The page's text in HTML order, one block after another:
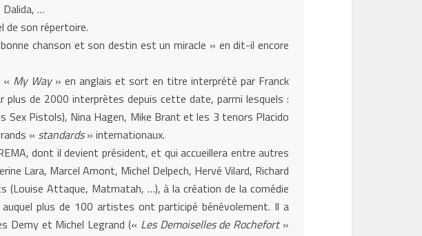
Dalida, …
de son répertoire.
chanson et son destin est un miracle » en dit-il encore
« My Way» en anglais et sort en titre interprété par Franck
plus de 2000 interprètes depuis cette date, parmi lesquels :
Sex Pistols), Nina Hagen, Mike Brant et les 3 tenors Placido
« standards» internationaux.
dont il devient président, et qui accueillera entre autres
Lara, Marcel Amont, Michel Delpech, Hervé Vilard, Richard
(Louise Attaque, Matmatah, …), à la création de la comédie
plus de 100 artistes ont participé bénévolement. Il a
Demy et Michel Legrand (« Les Demoiselles de Rochefort»